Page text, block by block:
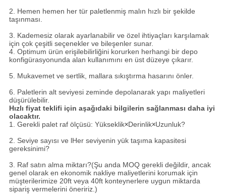
2. Hemen hemen her tür paletlenmiş malın hızlı bir şekilde
taşınması.
3. Kademesiz olarak ayarlanabilir ve özel ihtiyaçları karşılamak
için çok çeşitli seçenekler ve bileşenler sunar.
4. Optimum ürün erişilebilirliğini korurken herhangi bir depo
konfigürasyonunda alan kullanımını en üst düzeye çıkarır.
5. Mukavemet ve sertlik, mallara sıkıştırma hasarını önler.
6. Paletlerin alt seviyesi zeminde depolanarak yapı maliyetleri
düşürülebilir.
Hızlı fiyat teklifi için aşağıdaki bilgilerin sağlanması daha iyi
olacaktır.
1. Gerekli palet raf ölçüsü: Yükseklik×Derinlik×Uzunluk?
2. Seviye sayısı ve lHer seviyenin yük taşıma kapasitesi
gereksinimi?
3. Raf satın alma miktarı?(Şu anda MOQ gerekli değildir, ancak
genel olarak en ekonomik nakliye maliyetlerini korumak için
müşterilerimize 20ft veya 40ft konteynerlere uygun miktarda
sipariş vermelerini öneririz.)